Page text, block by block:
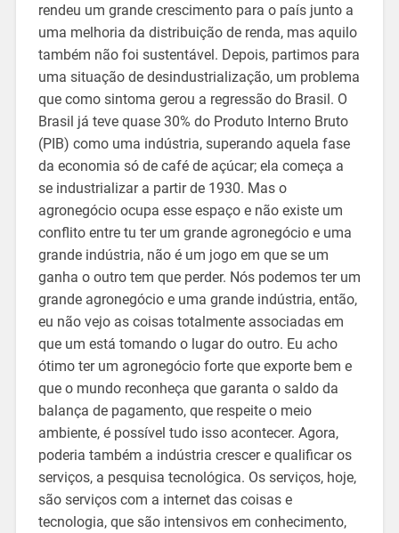
rendeu um grande crescimento para o país junto a
uma melhoria da distribuição de renda, mas aquilo
também não foi sustentável. Depois, partimos para
uma situação de desindustrialização, um problema
que como sintoma gerou a regressão do Brasil. O
Brasil já teve quase 30% do Produto Interno Bruto
(PIB) como uma indústria, superando aquela fase
da economia só de café de açúcar; ela começa a
se industrializar a partir de 1930. Mas o
agronegócio ocupa esse espaço e não existe um
conflito entre tu ter um grande agronegócio e uma
grande indústria, não é um jogo em que se um
ganha o outro tem que perder. Nós podemos ter um
grande agronegócio e uma grande indústria, então,
eu não vejo as coisas totalmente associadas em
que um está tomando o lugar do outro. Eu acho
ótimo ter um agronegócio forte que exporte bem e
que o mundo reconheça que garanta o saldo da
balança de pagamento, que respeite o meio
ambiente, é possível tudo isso acontecer. Agora,
poderia também a indústria crescer e qualificar os
serviços, a pesquisa tecnológica. Os serviços, hoje,
são serviços com a internet das coisas e
tecnologia, que são intensivos em conhecimento,